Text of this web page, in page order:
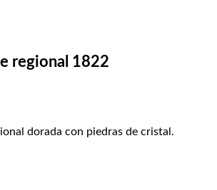
regional 1822
dorada con piedras de cristal.
1822 cantidad